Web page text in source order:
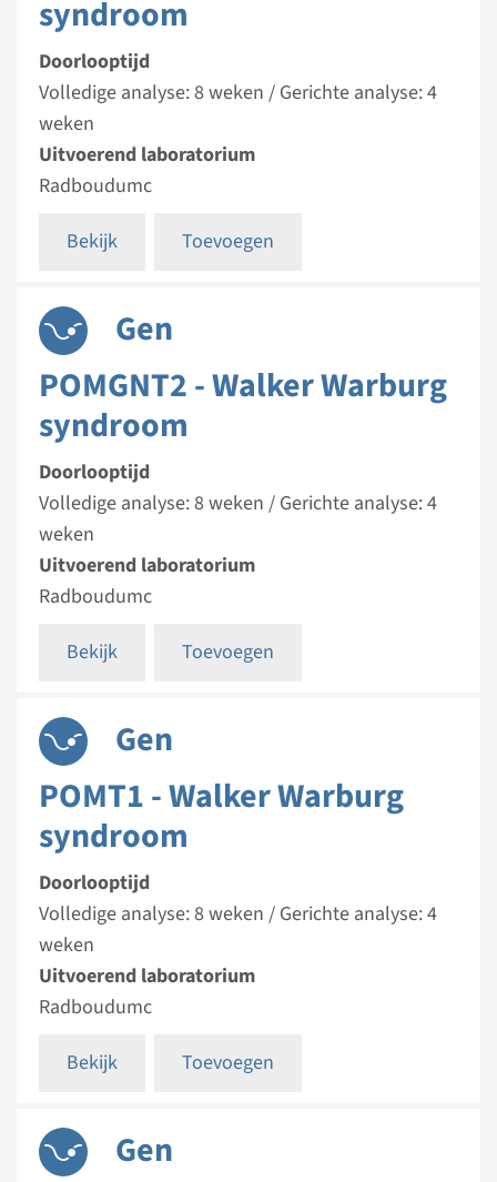
syndroom
Doorlooptijd
Volledige analyse: 8 weken / Gerichte analyse: 4
weken
Uitvoerend laboratorium
Radboudumc
Bekijk
Toevoegen
Gen
POMGNT2 - Walker Warburg
syndroom
Doorlooptijd
Volledige analyse: 8 weken / Gerichte analyse: 4
weken
Uitvoerend laboratorium
Radboudumc
Bekijk
Toevoegen
Gen
POMT1 - Walker Warburg
syndroom
Doorlooptijd
Volledige analyse: 8 weken / Gerichte analyse: 4
weken
Uitvoerend laboratorium
Radboudumc
Bekijk
Toevoegen
Gen